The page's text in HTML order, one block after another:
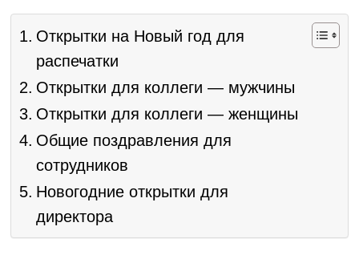
Открытки на Новый год для
распечатки
Открытки для коллеги — мужчины
Открытки для коллеги — женщины
Общие поздравления для
сотрудников
Новогодние открытки для
директора